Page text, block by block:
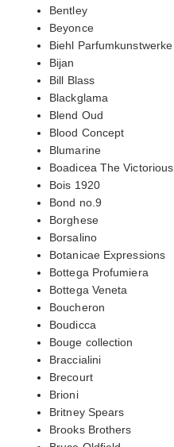
Bentley
Beyonce
Biehl Parfumkunstwerke
Bijan
Bill Blass
Blackglama
Blend Oud
Blood Concept
Blumarine
Boadicea The Victorious
Bois 1920
Bond no.9
Borghese
Borsalino
Botanicae Expressions
Bottega Profumiera
Bottega Veneta
Boucheron
Boudicca
Bouge collection
Braccialini
Brecourt
Brioni
Britney Spears
Brooks Brothers